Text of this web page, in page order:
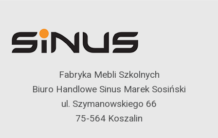
Fabryka Mebli Szkolnych
Biuro Handlowe Sinus Marek Sosiński
ul. Szymanowskiego 66
75-564 Koszalin